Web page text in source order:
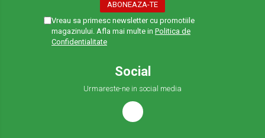
Vreau sa primesc newsletter cu promotiile
magazinului. Afla mai multe in Politica de
Confidentialitate
Social
Urmareste-ne in social media